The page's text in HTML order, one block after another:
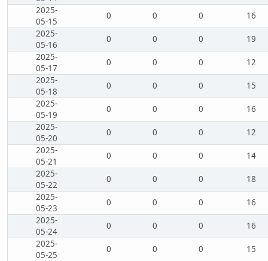
2025-
05-15
0 0 0
16
2025-
05-16
0 0 0
19
2025-
05-17
0 0 0
12
2025-
05-18
0 0 0
15
2025-
05-19
0 0 0
16
2025-
05-20
0 0 0
12
2025-
05-21
0 0 0
14
2025-
05-22
0 0 0
18
2025-
05-23
0 0 0
16
2025-
05-24
0 0 0
16
2025-
05-25
0 0 0
15